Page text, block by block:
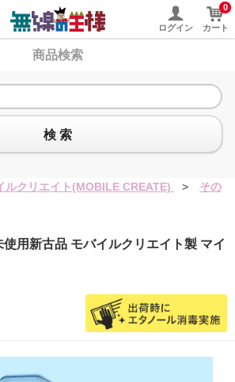
ログイン
0
カート
商品検索
検 索
ルクリエイト(MOBILE CREATE) >
その
使用新古品 モバイルクリエイト製 マイ